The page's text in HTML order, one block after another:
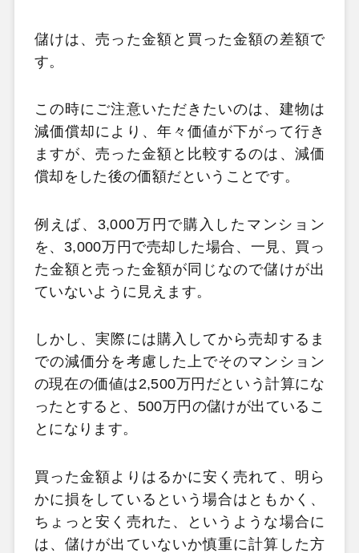
儲けは、売った金額と買った金額の差額で
す。
この時にご注意いただきたいのは、建物は
減価償却により、年々価値が下がって行き
ますが、売った金額と比較するのは、 減価
償却をした後の価額だということです。
例えば、3,000万円で購入したマンション
を、3,000万円で売却した場合、一見、買っ
た金額と売った金額が同じなので儲けが出
ていないように見えます。
しかし、実際には購入してから売却するま
での減価分を考慮した上でそのマンション
の現在の価値は2,500万円だという計算にな
ったとすると、500万円の儲けが出ているこ
とになります。
買った金額よりはるかに安く売れて、明ら
かに損をしているという場合はともかく、
ちょっと安く売れた、というような場合に
は、儲けが出ていないか慎重に計算した方